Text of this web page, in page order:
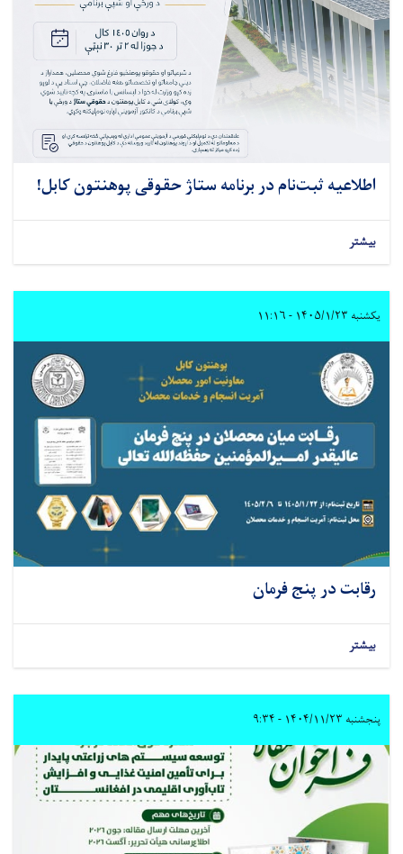
اطلاعیه ثبت‌نام در برنامه ستاژ حقوقی پوهنتون کابل!
بیشتر
یکشنبه ۱۴۰۵/۱/۲۳ - ۱۱:۱۶
رقابت در پنج فرمان
بیشتر
پنجشنبه ۱۴۰۴/۱۱/۲۳ - ۹:۳۴